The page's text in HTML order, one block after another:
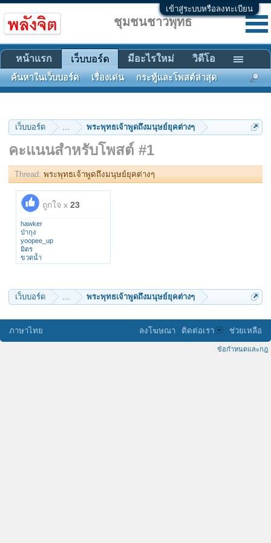
เข้าสู่ระบบหรือลงทะเบียน
เว็บบอร์ด ... พระพุทธเจ้าพูดถึงมนุษย์ยุคต่างๆ
คะแนนสำหรับโพสต์ #1
Thread: พระพุทธเจ้าพูดถึงมนุษย์ยุคต่างๆ
ถูกใจ x 23
hawker
ป่ากุง
yoopee_up
มิตร
ขวดน้ำ
l2alvl4G
huayhik
kkookk
tyoukerd@hotmail.com
Pariyawit
Mettigo
เว็บบอร์ด ... พระพุทธเจ้าพูดถึงมนุษย์ยุคต่างๆ
ชุมชนชาวพุทธ
หน้าแรก เว็บบอร์ด
ค้นหาในเว็บบอร์ด เรื่องเด่น กระทู้และโพสต์ล่าสุด
มีอะไรใหม่ วิดีโอ
ภาษาไทย ลงโฆษณา ติดต่อเรา ช่วยเหลือ
ข้อกำหนดและกฎ